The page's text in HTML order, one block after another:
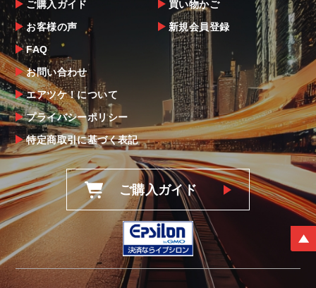
ご購入ガイド
お客様の声
FAQ
お問い合わせ
エアツケ！について
プライバシーポリシー
特定商取引に基づく表記
買い物かご
新規会員登録
ご購入ガイド